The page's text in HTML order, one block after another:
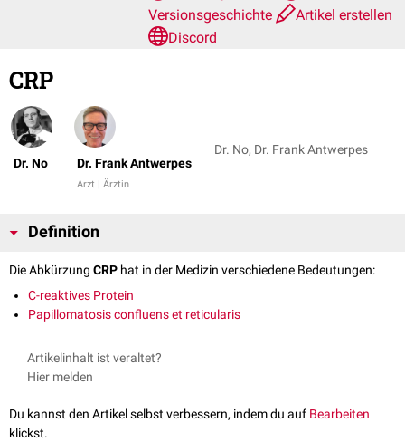
Versionsgeschichte
Artikel erstellen
Discord
CRP
Dr. No Dr. Frank Antwerpes
Arzt | Ärztin
Dr. No, Dr. Frank Antwerpes
Definition
Die Abkürzung CRP hat in der Medizin verschiedene Bedeutungen:
C-reaktives Protein
Papillomatosis confluens et reticularis
Artikelinhalt ist veraltet?
Hier melden
Du kannst den Artikel selbst verbessern, indem du auf Bearbeiten
klickst.